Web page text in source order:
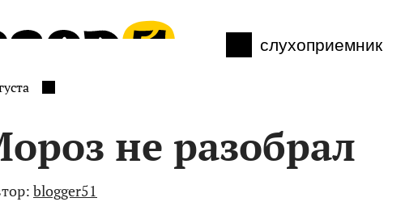
слухоприемник
не разобрал
blogger51